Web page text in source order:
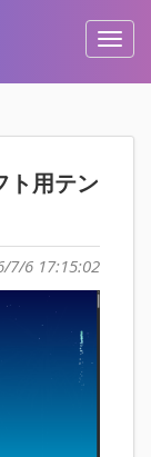
ト用テン
7/6 17:15:02